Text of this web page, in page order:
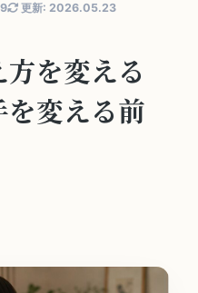
更新: 2026.05.23
を変える
を変える前